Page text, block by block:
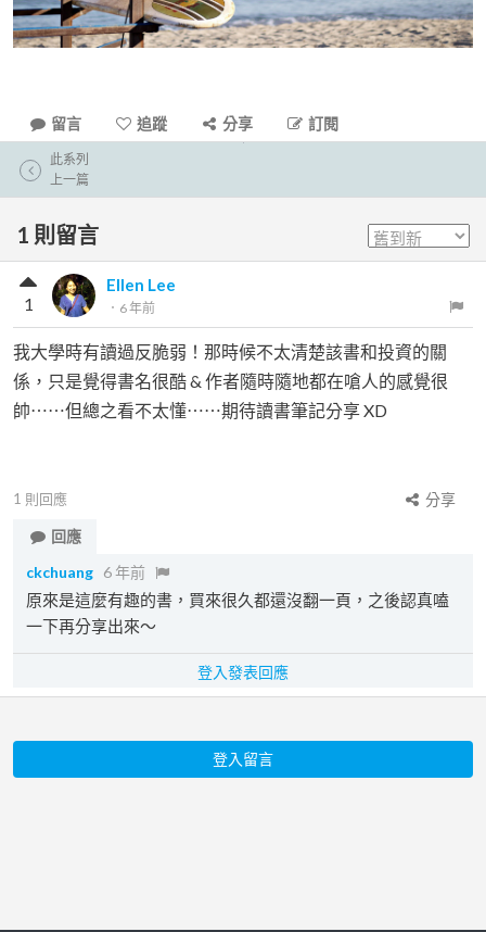
留言 追蹤 分享 訂閱
此系列
上一篇
1 則留言
Ellen Lee
． 6 年前
1
我大學時有讀過反脆弱！那時候不太清楚該書和投資的關
係，只是覺得書名很酷 & 作者隨時隨地都在嗆人的感覺很
帥⋯⋯但總之看不太懂⋯⋯期待讀書筆記分享 XD
1 則回應
分享
回應
ckchuang 6 年前
原來是這麼有趣的書，買來很久都還沒翻一頁，之後認真嗑
一下再分享出來～
登入發表回應
登入留言